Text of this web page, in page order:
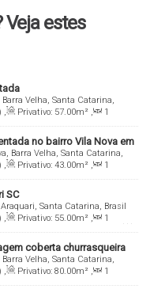
Veja estes
Velha, Santa Catarina,
, Privativo: 57.00m² ,
1
m² , 1 Vaga(s) ,
Útil:
no bairro Vila Nova em
Barra Velha, Santa Catarina,
, Privativo: 43.00m² ,
1
, Útil: 132.50m²
SC
Santa Catarina, Brasil
, Privativo: 55.00m² ,
1
.00m² , Terreno: 240.00m² ,
Lado Direito: 24
Lado
coberta churrasqueira
Velha, Santa Catarina,
, Privativo: 80.00m² ,
1
, 1500mDistância do Mar ,